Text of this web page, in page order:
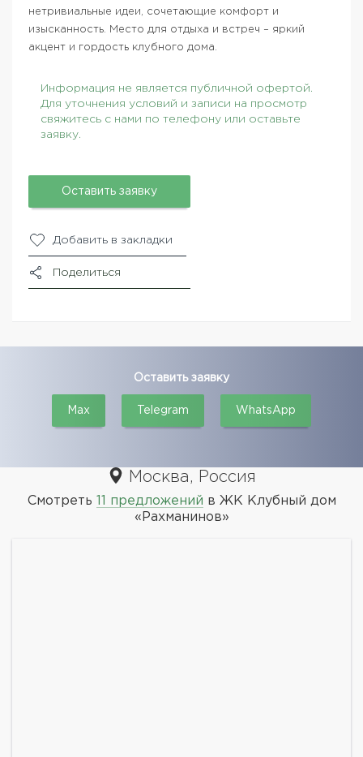
нетривиальные идеи, сочетающие комфорт и
изысканность. Место для отдыха и встреч – яркий
акцент и гордость клубного дома.
Информация не является публичной офертой.
Для уточнения условий и записи на просмотр
свяжитесь с нами по телефону или оставьте
заявку.
Оставить заявку
Добавить в закладки
Поделиться
Оставить заявку
Max Telegram WhatsApp
Москва, Россия
Смотреть 11 предложений в ЖК Клубный дом
«Рахманинов»